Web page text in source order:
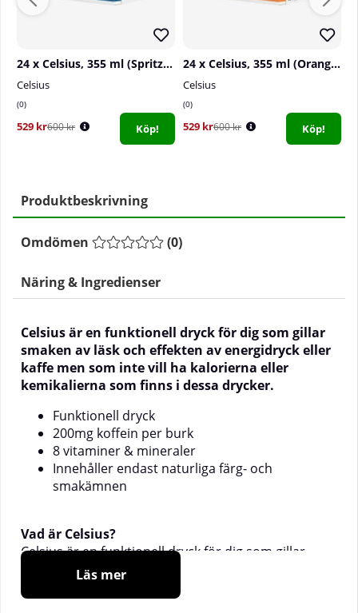
24 x Celsius, 355 ml (Spritz Vibe)
Celsius
0
529 kr600 kr Köp!
24 x Celsius, 355 ml (Orange Rush)
Celsius
0
529 kr600 kr Köp!
Produktbeskrivning
Omdömen (0)
Näring & Ingredienser
Celsiusär en funktionell dryck för dig som gillar
smaken av läsk och effekten av energidryck eller
kaffe men som inte vill ha kalorierna eller
kemikalierna som finns i dessa drycker.
Funktionell dryck
200mg koffein per burk
8 vitaminer & mineraler
Innehåller endast naturliga färg- och
smakämnen
Vad är Celsius?
Celsiusär en funktionell dryck för dig som gillar
smaken av läsk och effekten av energidryck eller
kemikalierna som finns i dessa drycker. Celsius
Läs mer